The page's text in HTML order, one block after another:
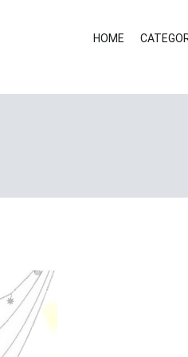
HOME